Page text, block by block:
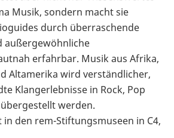
Musik, sondern macht sie
durch überraschende
außergewöhnliche
erfahrbar. Musik aus Afrika,
Altamerika wird verständlicher,
Klangerlebnisse in Rock, Pop
werden.
in den rem-Stiftungsmuseen in C4,